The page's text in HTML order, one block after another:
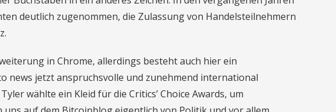
deutlich zugenommen, die Zulassung von Handelsteilnehmern
in Chrome, allerdings besteht auch hier ein
news jetzt anspruchsvolle und zunehmend international
wählte ein Kleid für die Critics’ Choice Awards, um